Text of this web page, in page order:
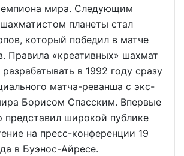
мира. Следующим
планеты стал
который победил в матче
Правила «креативных» шахмат
в 1992 году сразу
матча-реванша с экс-
Борисом Спасским. Впервые
широкой публике
на пресс-конференции 19
в Буэнос-Айресе.